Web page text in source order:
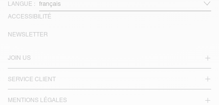
LANGUE :
ACCESSIBILITÉ
JOIN US
SERVICE CLIENT
MENTIONS LÉGALES
NEWSLETTER